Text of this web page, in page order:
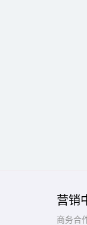
营销
商务合